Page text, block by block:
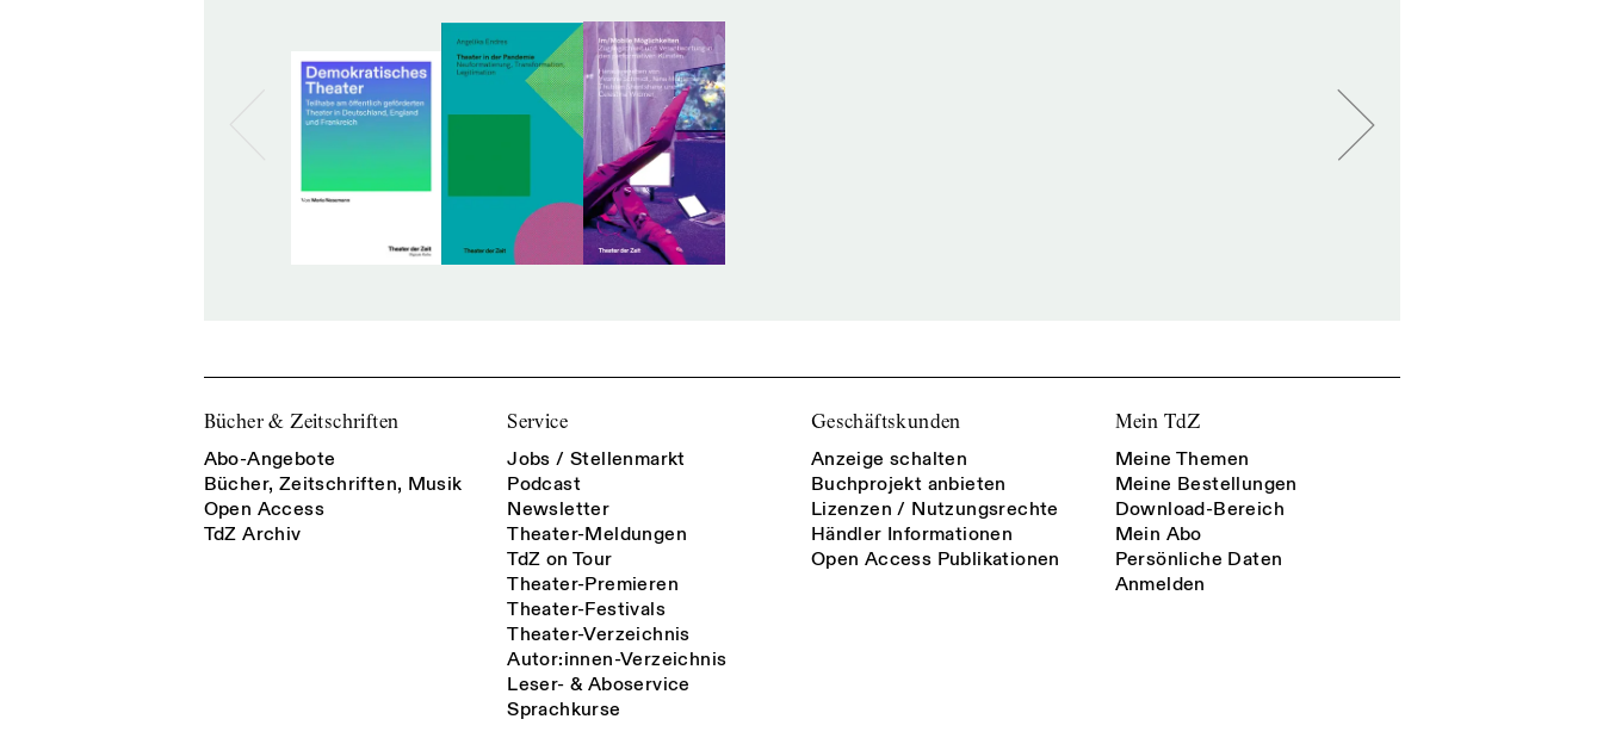
Bücher & Zeitschriften
Abo-Angebote
Bücher, Zeitschriften, Musik
Open Access
TdZ Archiv
Service
Jobs / Stellenmarkt
Podcast
Newsletter
Theater-Meldungen
TdZ on Tour
Theater-Premieren
Theater-Festivals
Theater-Verzeichnis
Autor:innen-Verzeichnis
Leser- & Aboservice
Sprachkurse
Geschäftskunden
Anzeige schalten
Buchprojekt anbieten
Lizenzen / Nutzungsrechte
Händler Informationen
Open Access Publikationen
Mein TdZ
Meine Themen
Meine Bestellungen
Download-Bereich
Mein Abo
Persönliche Daten
Anmelden